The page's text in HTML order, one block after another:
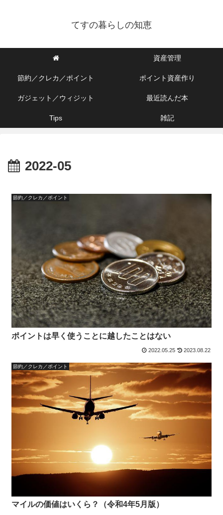
てすの暮らしの知恵
資産管理
節約／クレカ／ポイント ポイント資産作り
ガジェット／ウィジット 最近読んだ本
Tips 雑記
2022-05
節約／クレカ／ポイント
ポイントは早く使うことに越したことはない
2022.05.25 2023.08.22
節約／クレカ／ポイント
マイルの価値はいくら？（令和4年5月版）